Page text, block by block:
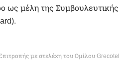
ως μέλη της Συμβουλευτικής
με στελέχη του Ομίλου Grecotel